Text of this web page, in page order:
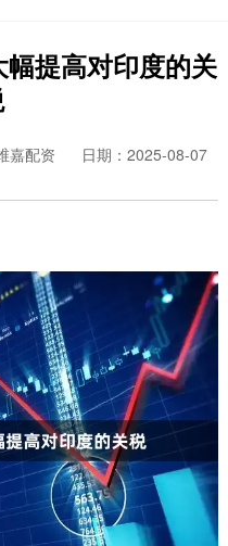
提高对印度的关
嘉配资
日期：2025-08-07